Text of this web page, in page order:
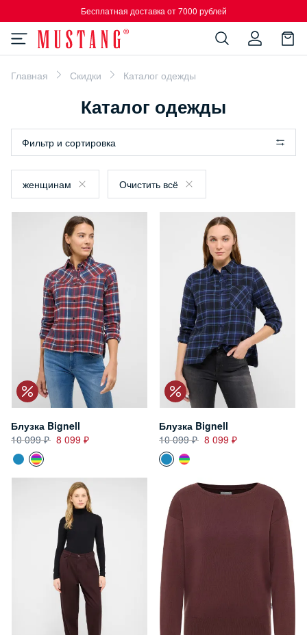
Бесплатная доставка от 7000 рублей
Главная Скидки Каталог одежды
Каталог одежды
Фильтр и сортировка
женщинам Очистить всё
Блузка Bignell
10 099
8 099
Блузка Bignell
10 099
8 099